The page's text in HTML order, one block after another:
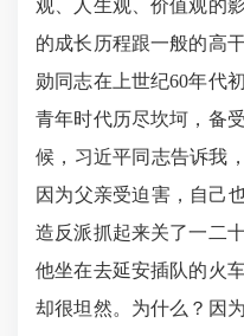
观、人生观、价值观的
的成长历程跟一般的高
勋同志在上世纪60年代
青年时代历尽坎坷，备
候，习近平同志告诉我
因为父亲受迫害，自己
造反派抓起来关了一二
他坐在去延安插队的火
却很坦然。为什么？因